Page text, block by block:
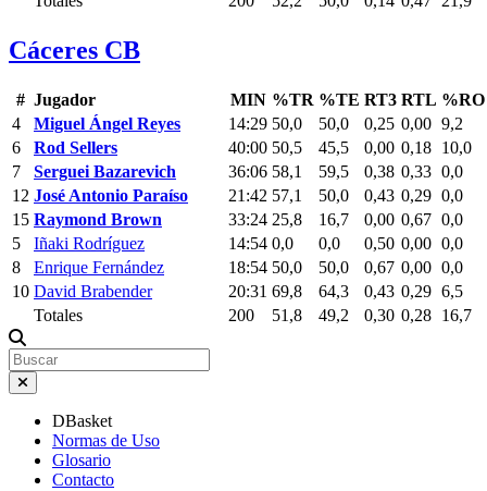
Cáceres CB
# Jugador MIN %TR %TE RT3 RTL %RO
4
Miguel Ángel Reyes 14:29 50,0 50,0 0,25 0,00 9,2
6
Rod Sellers 40:00 50,5 45,5 0,00 0,18 10,0
7
Serguei Bazarevich 36:06 58,1 59,5 0,38 0,33 0,0
12 José Antonio Paraíso 21:42 57,1 50,0 0,43 0,29 0,0
15 Raymond Brown 33:24 25,8 16,7 0,00 0,67 0,0
5
Iñaki Rodríguez 14:54 0,0 0,0 0,50 0,00 0,0
8
Enrique Fernández 18:54 50,0 50,0 0,67 0,00 0,0
10 David Brabender 20:31 69,8 64,3 0,43 0,29 6,5
Totales
200 51,8 49,2 0,30 0,28 16,7
DBasket
Normas de Uso
Glosario
Contacto